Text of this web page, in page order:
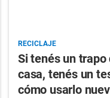
RECICLAJE
Si tenés un
casa, tenés un
cómo usarlo